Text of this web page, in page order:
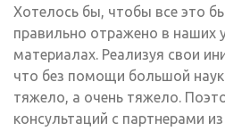
Хотелось бы, чтобы все это
правильно отражено в наших
материалах. Реализуя свои
что без помощи большой
тяжело, а очень тяжело.
консультаций с партнерами